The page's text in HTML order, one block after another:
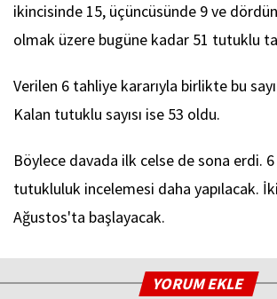
ikincisinde 15, üçüncüsünde 9 ve
olmak üzere bugüne kadar 51 tutuklu
Verilen 6 tahliye kararıyla birlikte bu
Kalan tutuklu sayısı ise 53 oldu.
Böylece davada ilk celse de sona erdi.
tutukluluk incelemesi daha yapılacak.
Ağustos'ta başlayacak.
YORUM EKLE